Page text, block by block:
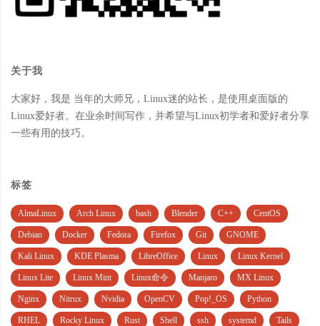
关于我
大家好，我是 当年的大师兄，Linux迷的站长，是使用桌面版的
Linux爱好者。在业余时间写作，并希望与Linux初学者和爱好者分享
一些有用的技巧。
标签
AlmaLinux Arch Linux bash Blender C++ CentOS
Debian Docker Fedora Firefox Git GNOME
Kali Linux KDE Plasma LibreOffice Linux Linux Kernel
Linux Lite Linux Mint Linux命令 Manjaro MX Linux
Nginx Nitrux Nvidia OpenCV Pop!_OS Python
RHEL Rocky Linux Rust Shell ssh systemd Tails